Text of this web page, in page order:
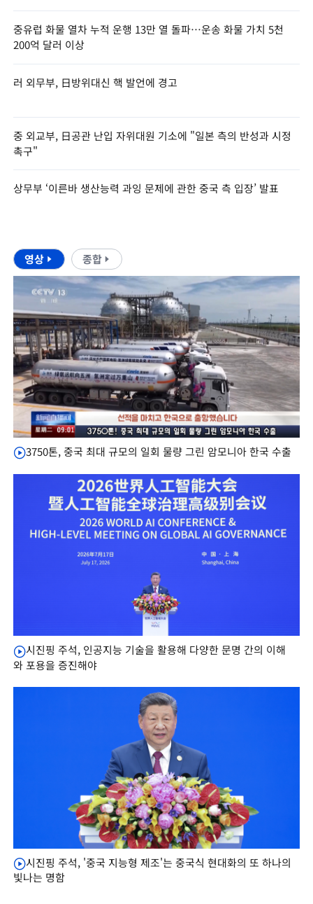
중유럽 화물 열차 누적 운행 13만 열 돌파…운송 화물 가치 5천
200억 달러 이상
러 외무부, 日방위대신 핵 발언에 경고
중 외교부, 日공관 난입 자위대원 기소에 "일본 측의 반성과 시정
촉구"
상무부 ‘이른바 생산능력 과잉 문제에 관한 중국 측 입장’ 발표
영상 종합
3750톤, 중국 최대 규모의 일회 물량 그린 암모니아 한국 수출
시진핑 주석, 인공지능 기술을 활용해 다양한 문명 간의 이해
와 포용을 증진해야
시진핑 주석, '중국 지능형 제조'는 중국식 현대화의 또 하나의
빛나는 명함